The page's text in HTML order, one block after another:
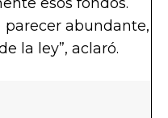
parecer abundante,
la ley”, aclaró.